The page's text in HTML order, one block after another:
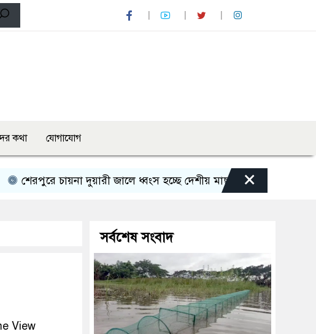
কথা যোগাযোগ
চায়না দুয়ারী জালে ধ্বংস হচ্ছে দেশীয় মাছ নন্দীগ্রামে অবৈধ সীসা
×
View
সর্বশেষ সংবাদ